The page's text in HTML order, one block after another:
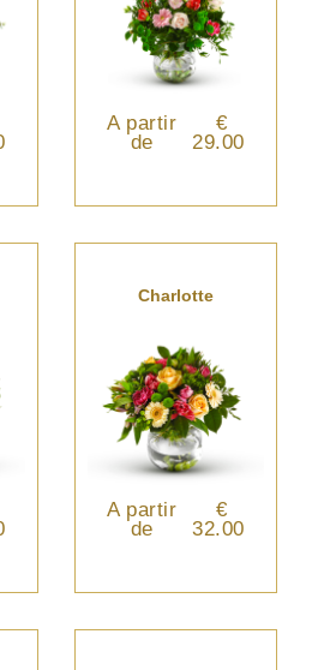
A partir
de
€
29.00
Charlotte
A partir
de
€
32.00